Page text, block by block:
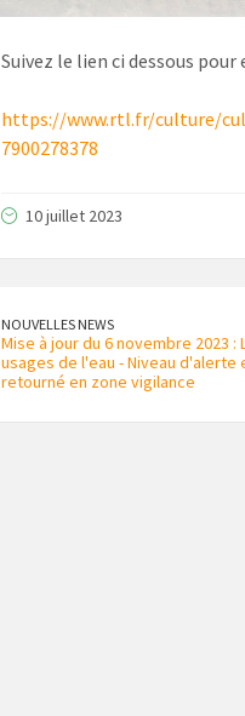
Suivez le lien ci dessous
https://www.rtl.fr/culture/
7900278378
10 juillet 2023
NOUVELLES NEWS
Mise à jour du 6 novembre 2023
usages de l'eau - Niveau d'alerte
retourné en zone vigilance